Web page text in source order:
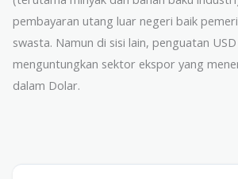
pembayaran utang luar negeri baik
swasta. Namun di sisi lain, penguatan
menguntungkan sektor ekspor yang
dalam Dolar.